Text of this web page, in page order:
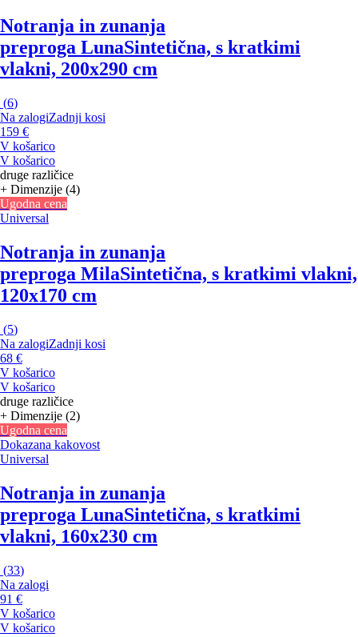
Notranja in zunanja
preproga LunaSintetična, s kratkimi
vlakni, 200x290 cm
(6)
Na zalogiZadnji kosi
159 €
V košarico
V košarico
druge različice
+ Dimenzije (4)
Ugodna cena
Universal
Notranja in zunanja
preproga MilaSintetična, s kratkimi vlakni,
120x170 cm
(5)
Na zalogiZadnji kosi
68 €
V košarico
V košarico
druge različice
+ Dimenzije (2)
Ugodna cena
Dokazana kakovost
Universal
Notranja in zunanja
preproga LunaSintetična, s kratkimi
vlakni, 160x230 cm
(33)
Na zalogi
91 €
V košarico
V košarico